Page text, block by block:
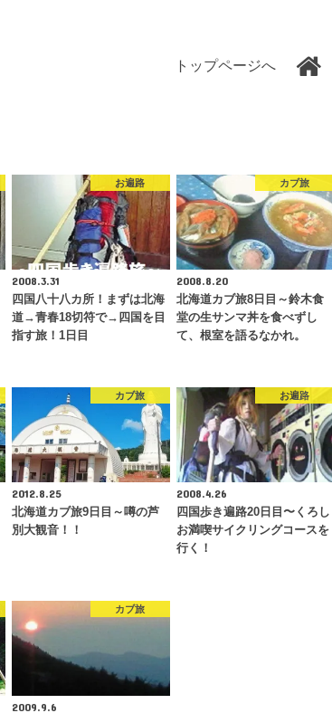
トップページへ
お遍路
2008.3.31
四国八十八カ所！まずは北海
道→青春18切符で→四国を目
指す旅！1日目
カブ旅
2008.8.20
北海道カブ旅8日目～鈴木食
堂の生サンマ丼を食べずし
て、根室を語るなかれ。
カブ旅
2012.8.25
北海道カブ旅9日目～噂の芦
別大観音！！
お遍路
2008.4.26
四国歩き遍路20日目〜くろし
お満喫サイクリングコースを
行く！
カブ旅
2009.9.6